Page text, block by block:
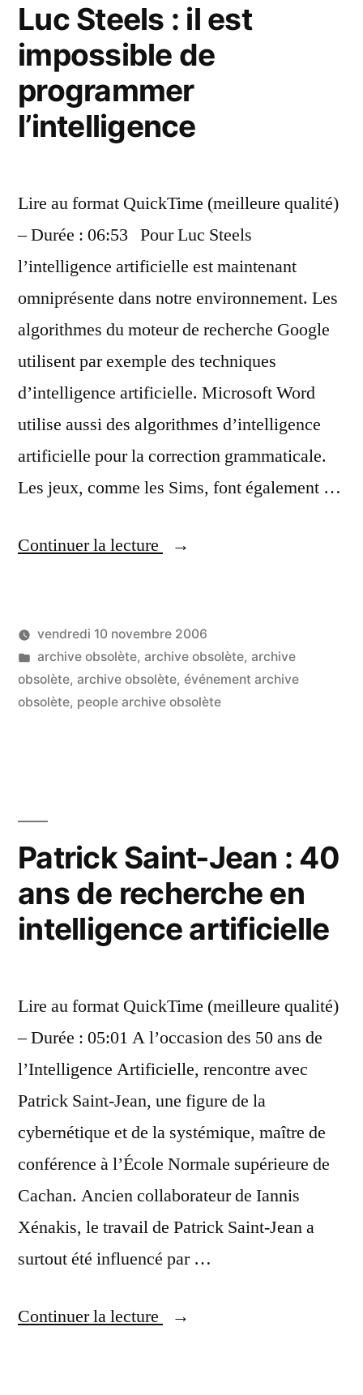
Luc Steels : il est
impossible de
programmer
l’intelligence
Lire au format QuickTime (meilleure qualité)
– Durée : 06:53 Pour Luc Steels
l’intelligence artificielle est maintenant
omniprésente dans notre environnement. Les
algorithmes du moteur de recherche Google
utilisent par exemple des techniques
d’intelligence artificielle. Microsoft Word
utilise aussi des algorithmes d’intelligence
artificielle pour la correction grammaticale.
Les jeux, comme les Sims, font également …
Continuer la lecture
« Luc
il
est
impossible
Publié
par
LucL
vendredi 10 novembre 2006
Publié
dans
archive obsolète, archive obsolète, archive
obsolète, archive obsolète, événement archive
obsolète, people archive obsolète
Patrick Saint-Jean : 40
ans de recherche en
intelligence artificielle
Lire au format QuickTime (meilleure qualité)
– Durée : 05:01 A l’occasion des 50 ans de
l’Intelligence Artificielle, rencontre avec
Patrick Saint-Jean, une figure de la
cybernétique et de la systémique, maître de
conférence à l’École Normale supérieure de
Cachan. Ancien collaborateur de Iannis
Xénakis, le travail de Patrick Saint-Jean a
surtout été influencé par …
Continuer la lecture
« Patrick